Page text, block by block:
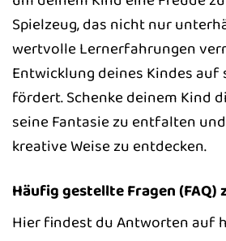
Spielzeug, das nicht nur
wertvolle Lernerfahrungen
Entwicklung deines Kindes auf
fördert. Schenke deinem Kind
seine Fantasie zu entfalten
kreative Weise zu entdecken.
Häufig gestellte Fragen (FAQ)
Hier findest du Antworten auf